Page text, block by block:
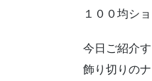
１００均シ
今日ご紹介す
飾り切りのナ